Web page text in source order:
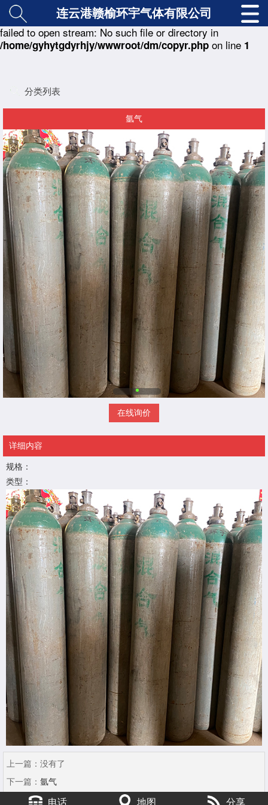
Warning : copy(./class/md5.class.php) [function.copy
]:
failed to open stream: No such file or directory in
/home/gyhytgdyrhjy/wwwroot/dm/copyr.php on line 1
连云港赣榆环宇气体有限公司
分类列表
氩气
在线询价
详细内容
规格：
类型：
上一篇： 没有了
下一篇： 氩气
电话 地图 分享